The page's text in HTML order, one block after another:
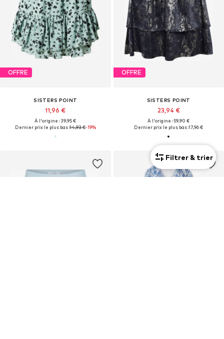
OFFRE
SISTERS POINT
11,96 €
À l'origine : 39,95 €
Dernier prix le plus bas :14,93 €-19%
OFFRE
SISTERS POINT
23,94 €
À l'origine : 59,90 €
Dernier prix le plus bas :17,96 €
Filtrer & trier